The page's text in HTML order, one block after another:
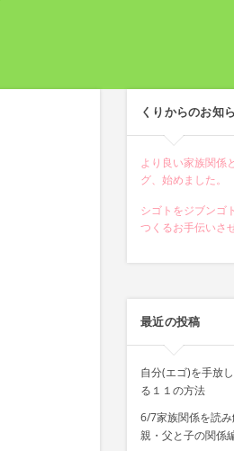
くりからのお知
より良い家族関係
グ、始めました。
シゴトをジブンゴ
つくるお手伝いさ
最近の投稿
自分(エゴ)を手放
る１１の方法
6/7家族関係を読
親・父と子の関係